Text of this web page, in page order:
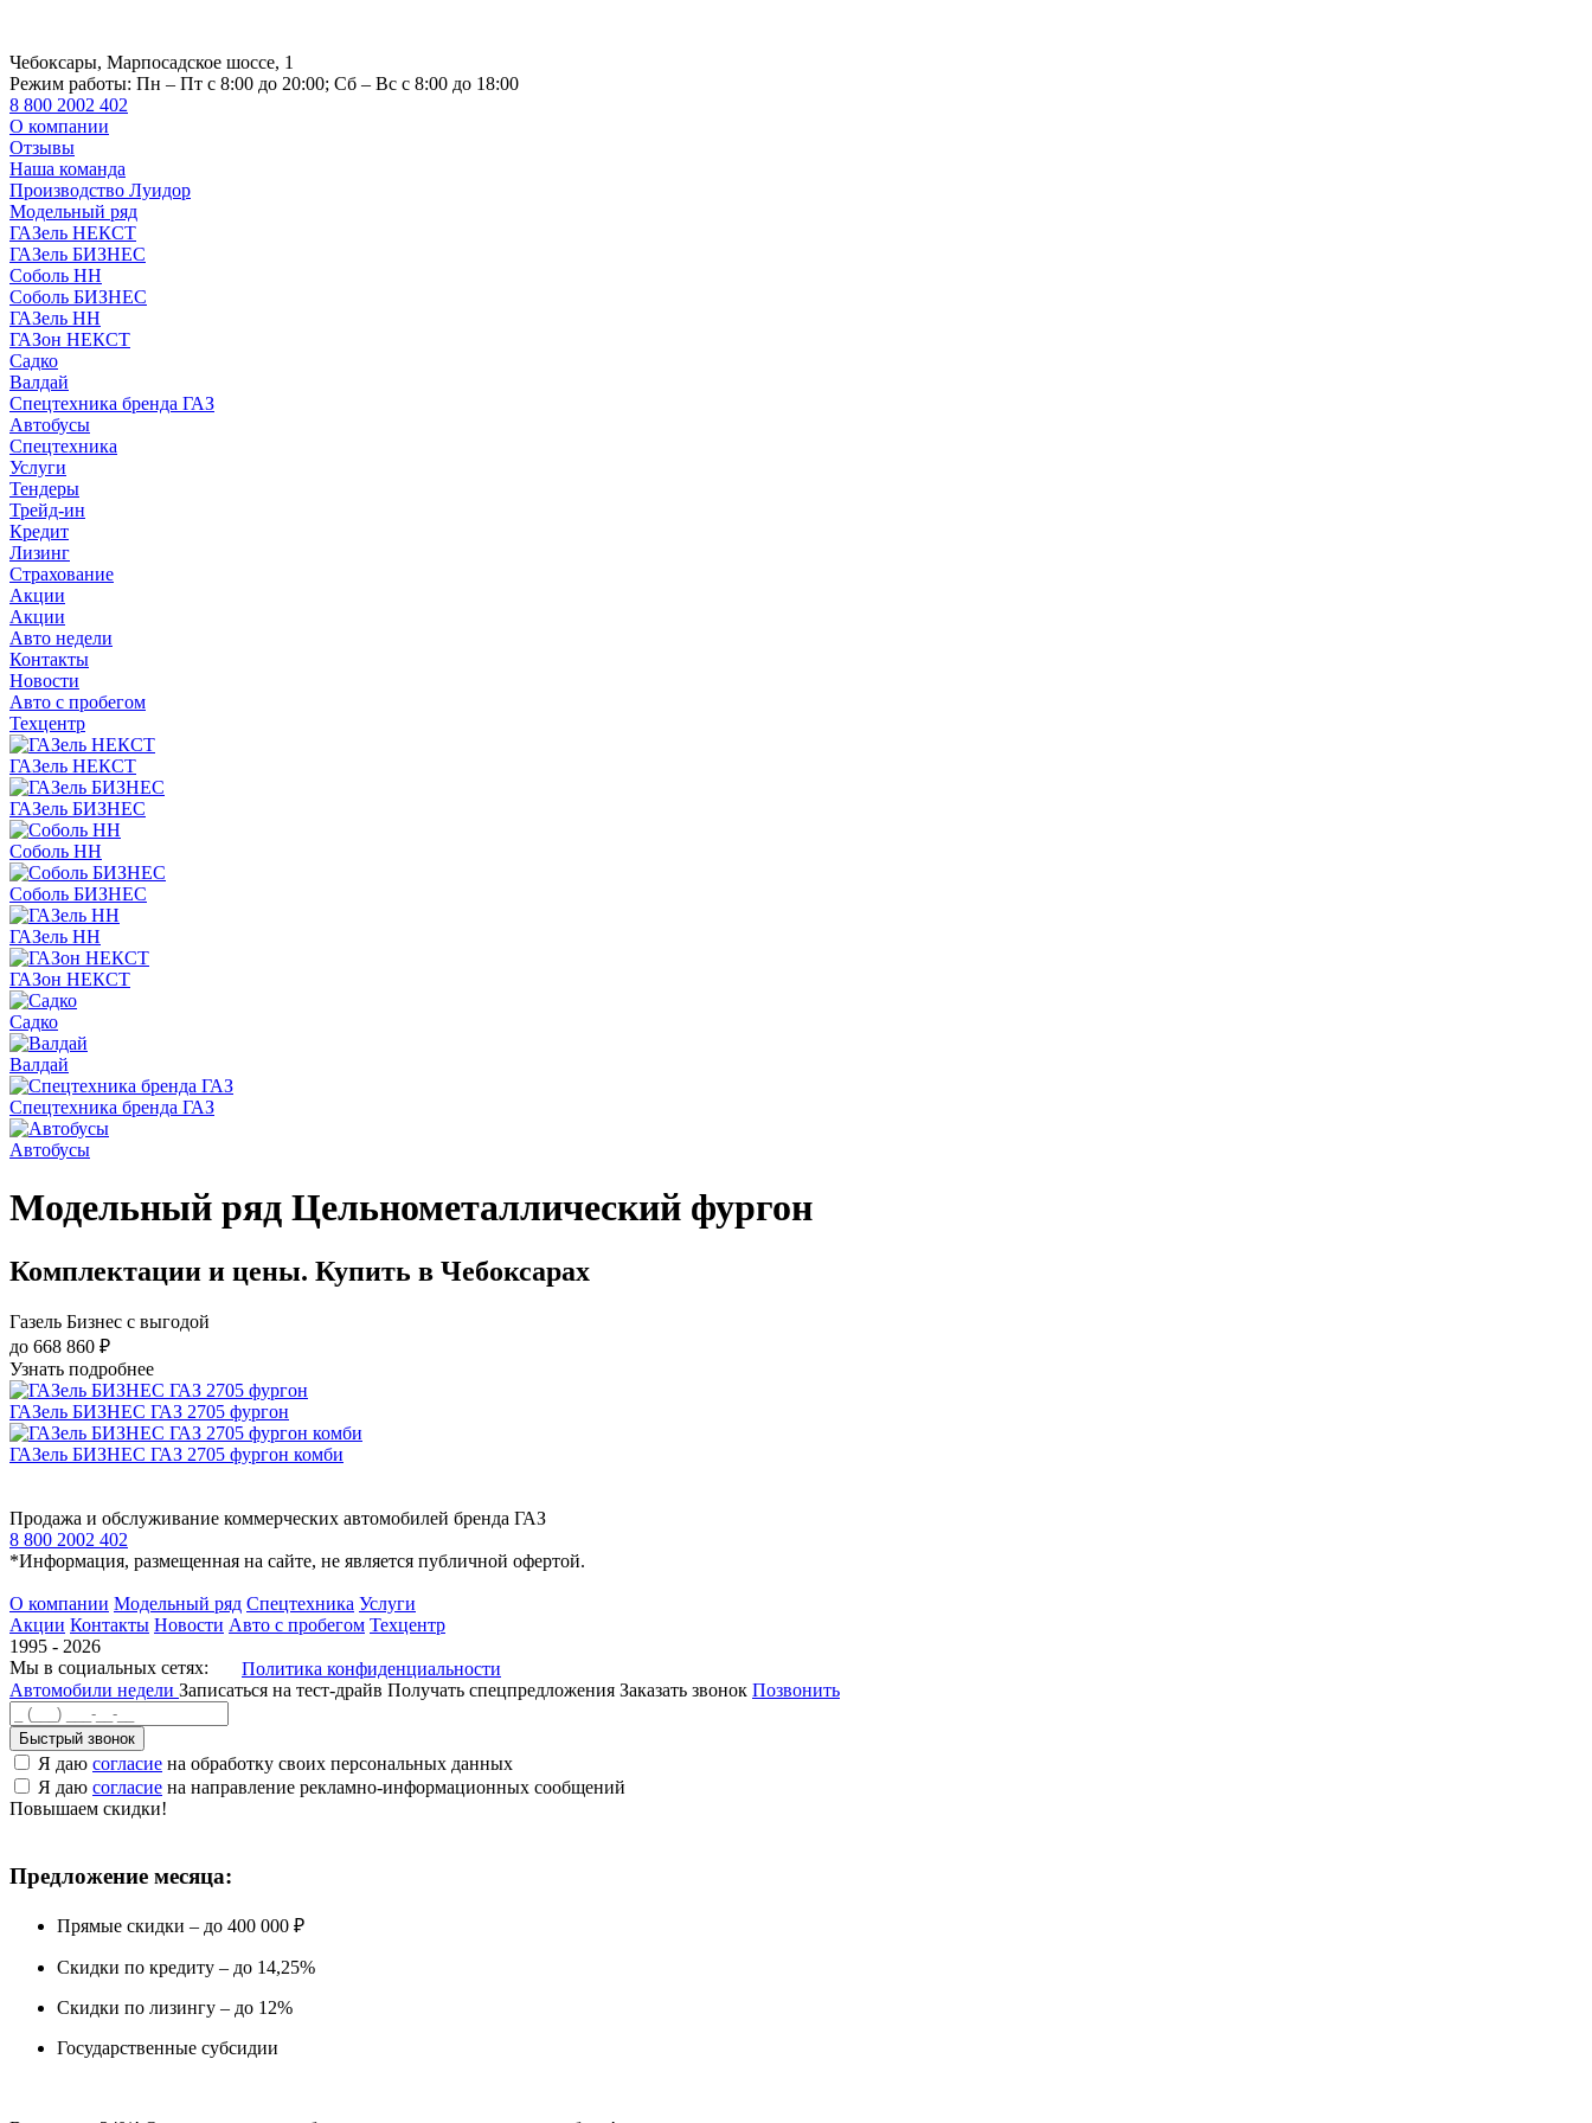
Чебоксары, Марпосадское шоссе, 1
Режим работы: Пн – Пт с 8:00 до 20:00; Сб – Вс с 8:00 до 18:00
8 800 2002 402
О компании
Отзывы
Наша команда
Производство Луидор
Модельный ряд
ГАЗель НЕКСТ
ГАЗель БИЗНЕС
Соболь НН
Соболь БИЗНЕС
ГАЗель НН
ГАЗон НЕКСТ
Садко
Валдай
Спецтехника бренда ГАЗ
Автобусы
Спецтехника
Услуги
Тендеры
Трейд-ин
Кредит
Лизинг
Страхование
Акции
Акции
Авто недели
Контакты
Новости
Авто с пробегом
Техцентр
ГАЗель НЕКСТ
ГАЗель БИЗНЕС
Соболь НН
Соболь БИЗНЕС
ГАЗель НН
ГАЗон НЕКСТ
Садко
Валдай
Спецтехника бренда ГАЗ
Автобусы
Модельный ряд Цельнометаллический фургон
Комплектации и цены. Купить в Чебоксарах
Газель Бизнес с выгодой
до 668 860 ₽
Узнать подробнее
ГАЗель БИЗНЕС ГАЗ 2705 фургон
ГАЗель БИЗНЕС ГАЗ 2705 фургон комби
Продажа и обслуживание коммерческих автомобилей бренда ГАЗ
8 800 2002 402
*Информация, размещенная на сайте, не является публичной офертой.
О компании Модельный ряд Спецтехника Услуги
Акции Контакты Новости Авто с пробегом Техцентр
1995 - 2026
Мы в социальных сетях:
Политика конфиденциальности
Автомобили недели Записаться на тест-драйв Получать спецпредложения Заказать звонок Позвонить
Быстрый звонок
Я даю согласие на обработку своих персональных данных
Я даю согласие на направление рекламно-информационных сообщений
Повышаем скидки!
Предложение месяца:
Прямые скидки – до 400 000 ₽
Скидки по кредиту – до 14,25%
Скидки по лизингу – до 12%
Государственные субсидии